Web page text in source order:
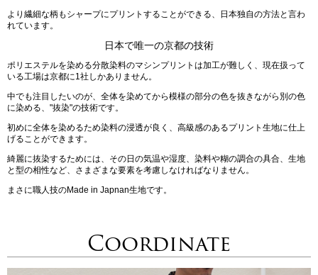
より繊細な柄もシャープにプリントすることができる、日本独自の方法と言わ
れています。
日本で唯一の京都の技術
ポリエステルを染める分散染料のマシンプリントは加工が難しく、現在扱って
いる工場は京都に1社しかありません。
中でも注目したいのが、全体を染めてから模様の部分の色を抜きながら別の色
に染める、"抜染"の技術です。
初めに全体を染めるため染料の浸透が良く、高級感のあるプリント生地に仕上
げることができます。
綺麗に抜染するためには、その日の気温や湿度、染料や糊の調合の具合、生地
と型の相性など、さまざまな要素を考慮しなければなりません。
まさに職人技のMade in Japnan生地です。
Coordinate